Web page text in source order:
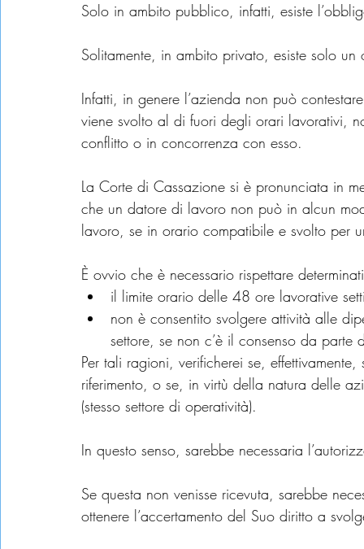
Solo in ambito pubblico, infatti, esiste
Solitamente, in ambito privato, esiste solo
Infatti, in genere l’azienda non può
viene svolto al di fuori degli orari lavorativi,
conflitto o in concorrenza con esso.
La Corte di Cassazione si è pronunciata
che un datore di lavoro non può in alcun
lavoro, se in orario compatibile e svolto per
È ovvio che è necessario rispettare
il limite orario delle 48 ore lavorative
non è consentito svolgere attività alle
settore, se non c’è il consenso da
Per tali ragioni, verificherei se,
riferimento, o se, in virtù della natura delle
(stesso settore di operatività).
In questo senso, sarebbe necessaria
Se questa non venisse ricevuta, sarebbe
ottenere l’accertamento del Suo diritto a